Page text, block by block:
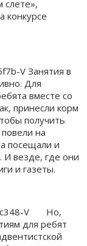
конкурсе
Занятия в
Для
вместе со
принесли корм
получить
на
посещали и
И везде, где они
и газеты.
Но,
для ребят